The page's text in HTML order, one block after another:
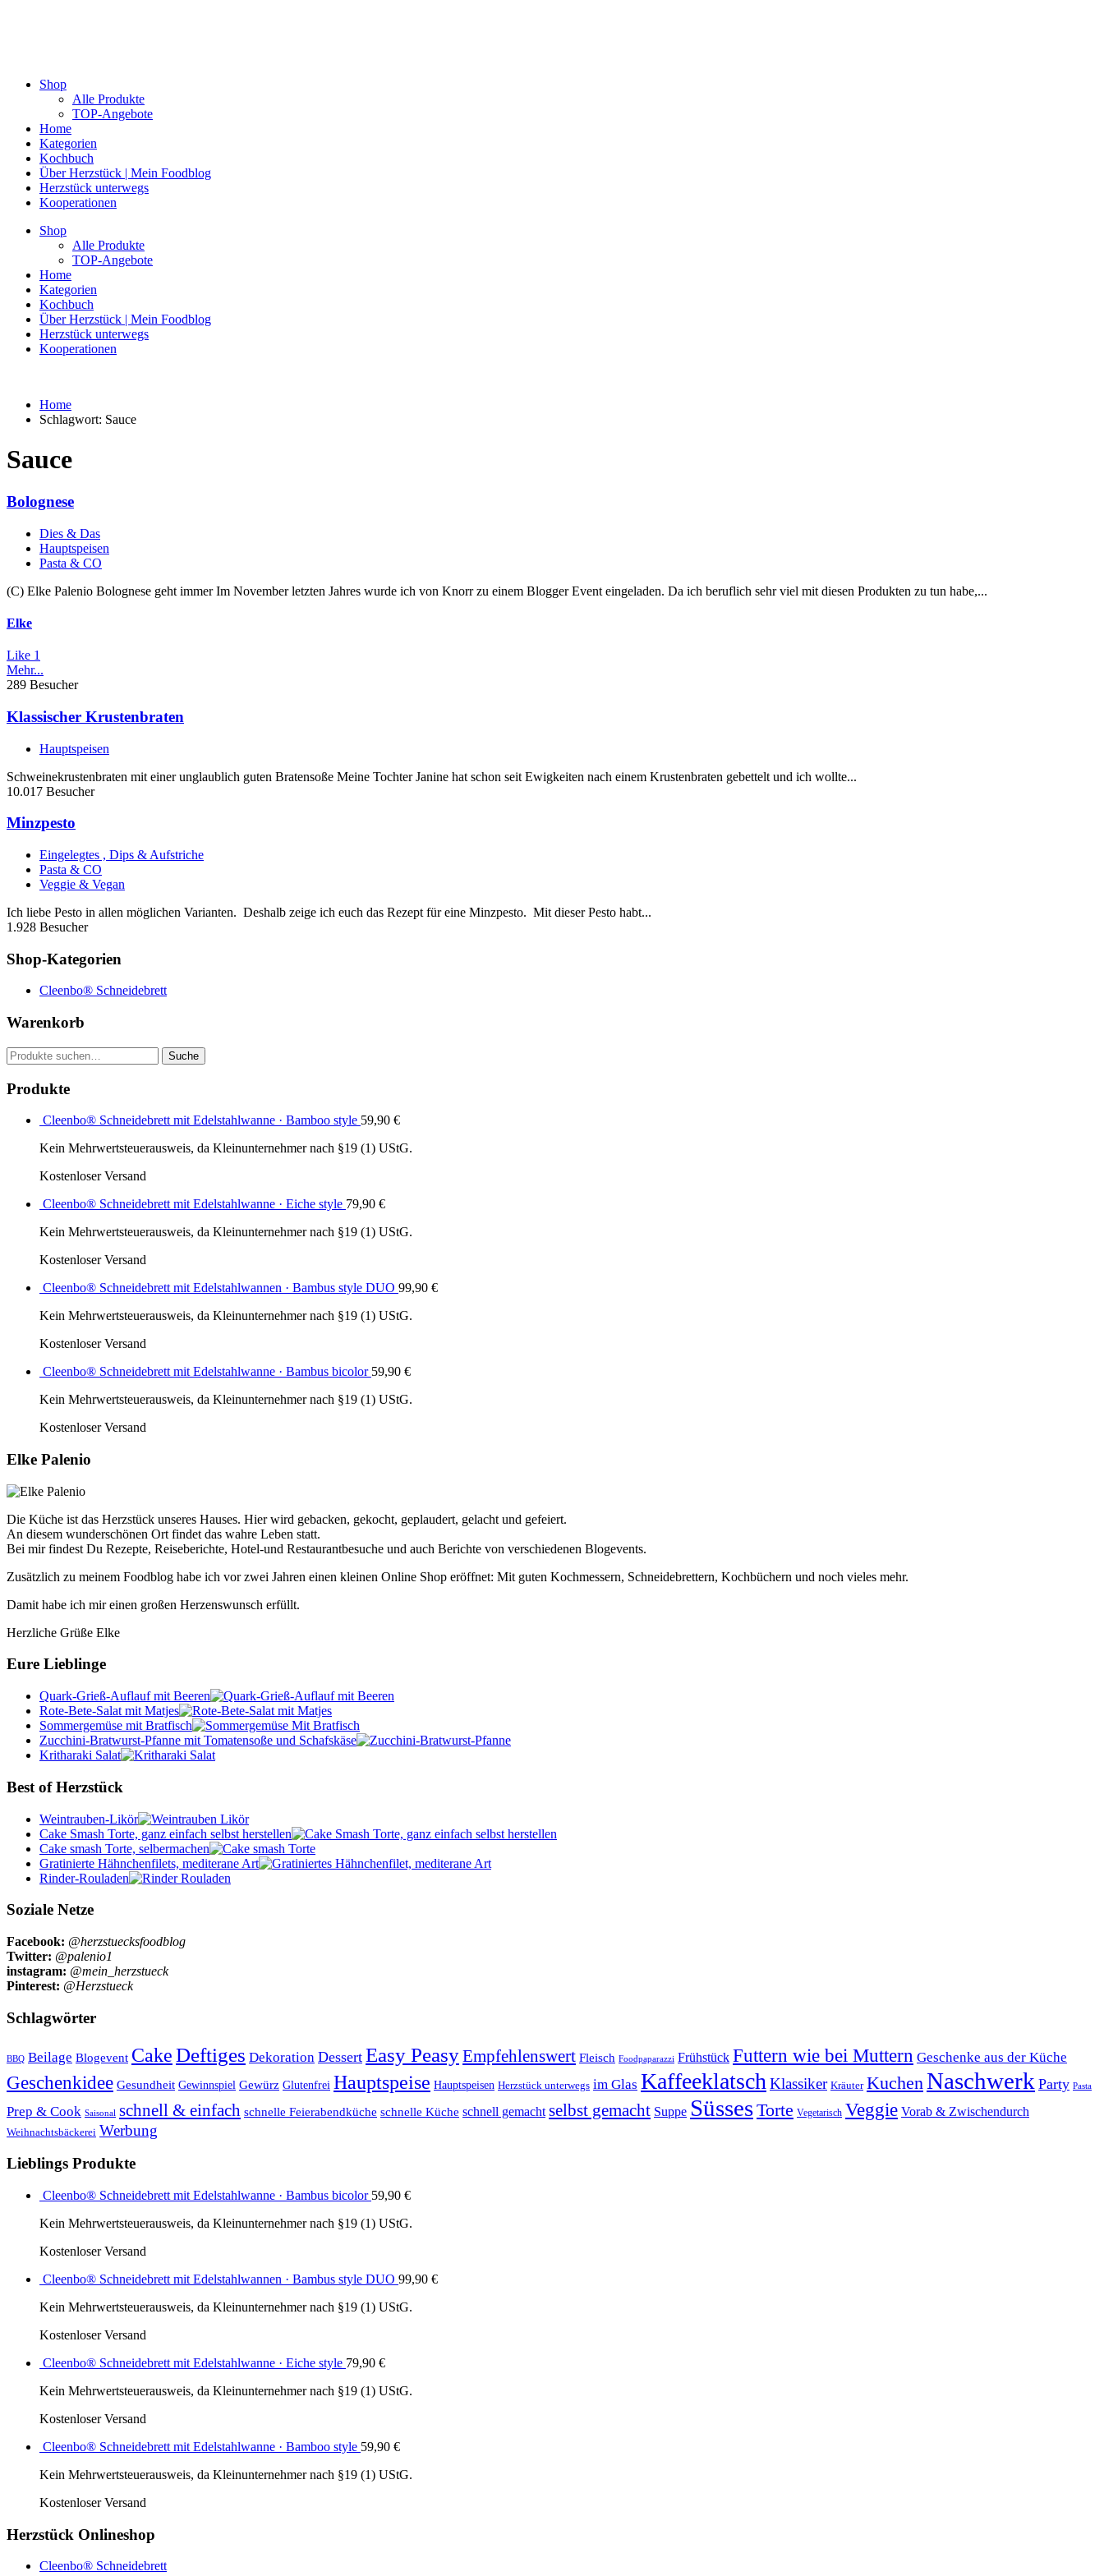
Shop
Alle Produkte
TOP-Angebote
Home
Kategorien
Kochbuch
Über Herzstück | Mein Foodblog
Herzstück unterwegs
Kooperationen
Shop
Alle Produkte
TOP-Angebote
Home
Kategorien
Kochbuch
Über Herzstück | Mein Foodblog
Herzstück unterwegs
Kooperationen
Home
Schlagwort: Sauce
Sauce
Bolognese
Dies & Das
Hauptspeisen
Pasta & CO
(C) Elke Palenio Bolognese geht immer Im November letzten Jahres wurde ich von Knorr zu einem Blogger Event eingeladen. Da ich beruflich sehr viel mit diesen Produkten zu tun habe,...
Elke
Like 1
Mehr...
289 Besucher
Klassischer Krustenbraten
Hauptspeisen
Schweinekrustenbraten mit einer unglaublich guten Bratensoße Meine Tochter Janine hat schon seit Ewigkeiten nach einem Krustenbraten gebettelt und ich wollte...
10.017 Besucher
Minzpesto
Eingelegtes , Dips & Aufstriche
Pasta & CO
Veggie & Vegan
Ich liebe Pesto in allen möglichen Varianten. Deshalb zeige ich euch das Rezept für eine Minzpesto. Mit dieser Pesto habt...
1.928 Besucher
Shop-Kategorien
Cleenbo® Schneidebrett
Warenkorb
Suche
nach:
Suche
Produkte
Cleenbo® Schneidebrett mit Edelstahlwanne · Bamboo style 59,90 €
Kein Mehrwertsteuerausweis, da Kleinunternehmer nach §19 (1) UStG.
Kostenloser Versand
Cleenbo® Schneidebrett mit Edelstahlwanne · Eiche style 79,90 €
Kein Mehrwertsteuerausweis, da Kleinunternehmer nach §19 (1) UStG.
Kostenloser Versand
Cleenbo® Schneidebrett mit Edelstahlwannen · Bambus style DUO 99,90 €
Kein Mehrwertsteuerausweis, da Kleinunternehmer nach §19 (1) UStG.
Kostenloser Versand
Cleenbo® Schneidebrett mit Edelstahlwanne · Bambus bicolor 59,90 €
Kein Mehrwertsteuerausweis, da Kleinunternehmer nach §19 (1) UStG.
Kostenloser Versand
Elke Palenio
Die Küche ist das Herzstück unseres Hauses. Hier wird gebacken, gekocht, geplaudert, gelacht und gefeiert.
An diesem wunderschönen Ort findet das wahre Leben statt.
Bei mir findest Du Rezepte, Reiseberichte, Hotel-und Restaurantbesuche und auch Berichte von verschiedenen Blogevents.
Zusätzlich zu meinem Foodblog habe ich vor zwei Jahren einen kleinen Online Shop eröffnet: Mit guten Kochmessern, Schneidebrettern, Kochbüchern und noch vieles mehr.
Damit habe ich mir einen großen Herzenswunsch erfüllt.
Herzliche Grüße Elke
Eure Lieblinge
Quark-Grieß-Auflauf mit Beeren
Rote-Bete-Salat mit Matjes
Sommergemüse mit Bratfisch
Zucchini-Bratwurst-Pfanne mit Tomatensoße und Schafskäse
Kritharaki Salat
Best of Herzstück
Weintrauben-Likör
Cake Smash Torte, ganz einfach selbst herstellen
Cake smash Torte, selbermachen
Gratinierte Hähnchenfilets, mediterane Art
Rinder-Rouladen
Soziale Netze
Facebook: @herzstuecksfoodblog
Twitter: @palenio1
instagram: @mein_herzstueck
Pinterest: @Herzstueck
Schlagwörter
BBQ Beilage Blogevent CakeDeftiges Dekoration Dessert Easy PeasyEmpfehlenswert Fleisch Foodpaparazzi Frühstück Futtern wie bei Muttern Geschenke aus der Küche
Geschenkidee Gesundheit Gewinnspiel Gewürz Glutenfrei Hauptspeise Hauptspeisen Herzstück unterwegs im Glas Kaffeeklatsch Klassiker Kräuter Kuchen Naschwerk Party Pasta
Prep & Cook Saisonal schnell & einfach schnelle Feierabendküche schnelle Küche schnell gemacht selbst gemacht Suppe SüssesTorte Vegetarisch Veggie Vorab & Zwischendurch
Weihnachtsbäckerei Werbung
Lieblings Produkte
Cleenbo® Schneidebrett mit Edelstahlwanne · Bambus bicolor 59,90 €
Kein Mehrwertsteuerausweis, da Kleinunternehmer nach §19 (1) UStG.
Kostenloser Versand
Cleenbo® Schneidebrett mit Edelstahlwannen · Bambus style DUO 99,90 €
Kein Mehrwertsteuerausweis, da Kleinunternehmer nach §19 (1) UStG.
Kostenloser Versand
Cleenbo® Schneidebrett mit Edelstahlwanne · Eiche style 79,90 €
Kein Mehrwertsteuerausweis, da Kleinunternehmer nach §19 (1) UStG.
Kostenloser Versand
Cleenbo® Schneidebrett mit Edelstahlwanne · Bamboo style 59,90 €
Kein Mehrwertsteuerausweis, da Kleinunternehmer nach §19 (1) UStG.
Kostenloser Versand
Herzstück Onlineshop
Cleenbo® Schneidebrett